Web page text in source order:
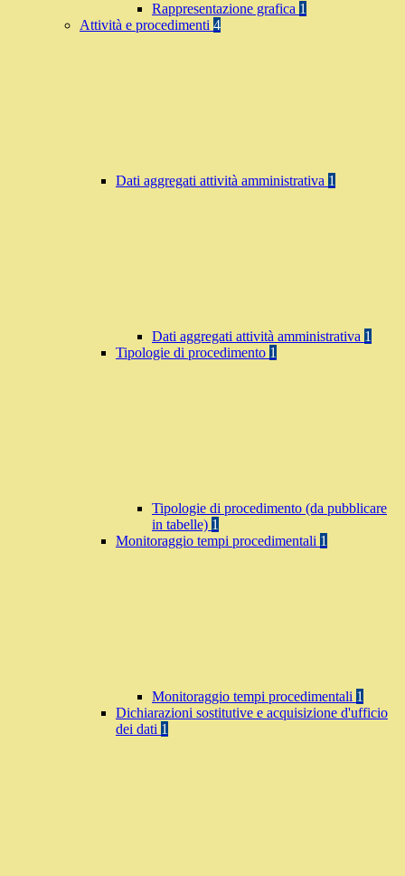
Rappresentazione grafica 1
Attività e procedimenti 4
Dati aggregati attività amministrativa 1
Dati aggregati attività amministrativa 1
Tipologie di procedimento 1
Tipologie di procedimento (da pubblicare
in tabelle) 1
Monitoraggio tempi procedimentali 1
Monitoraggio tempi procedimentali 1
Dichiarazioni sostitutive e acquisizione d'ufficio
dei dati 1